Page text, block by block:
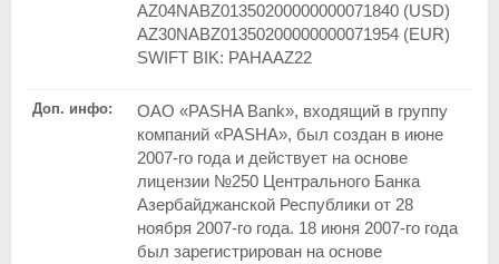
AZ04NABZ01350200000000071840 (USD)
AZ30NABZ01350200000000071954 (EUR)
SWIFT BIK: PAHAAZ22
Доп. инфо:
OAO «PASHA Bank», входящий в группу
компаний «PASHA», был создан в июне
2007-го года и действует на основе
лицензии №250 Центрального Банка
Азербайджанской Республики от 28
ноября 2007-го года. 18 июня 2007-го года
был зарегистрирован на основе